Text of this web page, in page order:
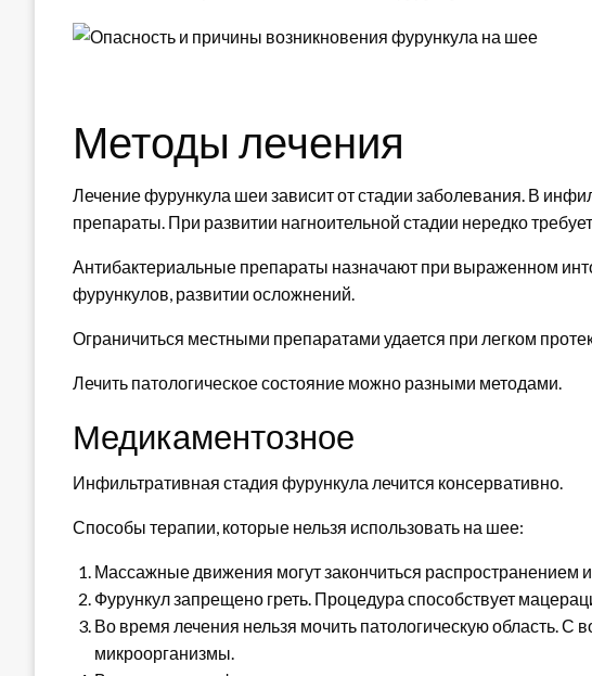
Методы лечения
Лечение фурункула шеи зависит от стадии заболевания. В
препараты. При развитии нагноительной стадии нередко
Антибактериальные препараты назначают при выраженном
фурункулов, развитии осложнений.
Ограничиться местными препаратами удается при легком
Лечить патологическое состояние можно разными методами.
Медикаментозное
Инфильтративная стадия фурункула лечится консервативно.
Способы терапии, которые нельзя использовать на шее:
Массажные движения могут закончиться распространением
Фурункул запрещено греть. Процедура способствует
Во время лечения нельзя мочить патологическую область. С
микроорганизмы.